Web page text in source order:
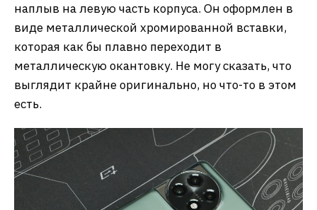
наплыв на левую часть корпуса. Он оформлен в
виде металлической хромированной вставки,
которая как бы плавно переходит в
металлическую окантовку. Не могу сказать, что
выглядит крайне оригинально, но что-то в этом
есть.